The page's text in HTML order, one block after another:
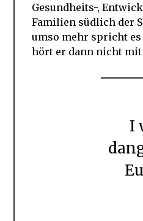
Gesundheits-,
Familien südlich der
umso mehr spricht
hört er dann nicht
I wonder if Bill Gates will stop his